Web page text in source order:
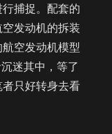
捕捉。配套的
发动机的拆装
空发动机模型
迷其中，等了
只好转身去看